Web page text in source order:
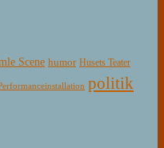
Scene humor Husets Teater
politik